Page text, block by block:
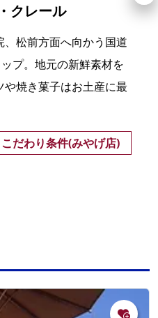
クレール
松前方面へ向かう国道
プ。地元の新鮮素材を
焼き菓子はお土産に最
こだわり条件(みやげ店)